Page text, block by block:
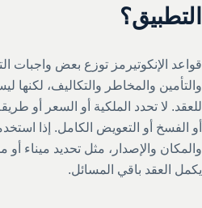
التطبيق؟
قواعد الإنكوتيرمز توزع بعض واجبات
والتأمين والمخاطر والتكاليف، لكنها
للعقد. لا تحدد الملكية أو السعر أو
أو الفسخ أو التعويض الكامل. إذا
والمكان والإصدار، مثل تحديد ميناء
يكمل العقد باقي المسائل.